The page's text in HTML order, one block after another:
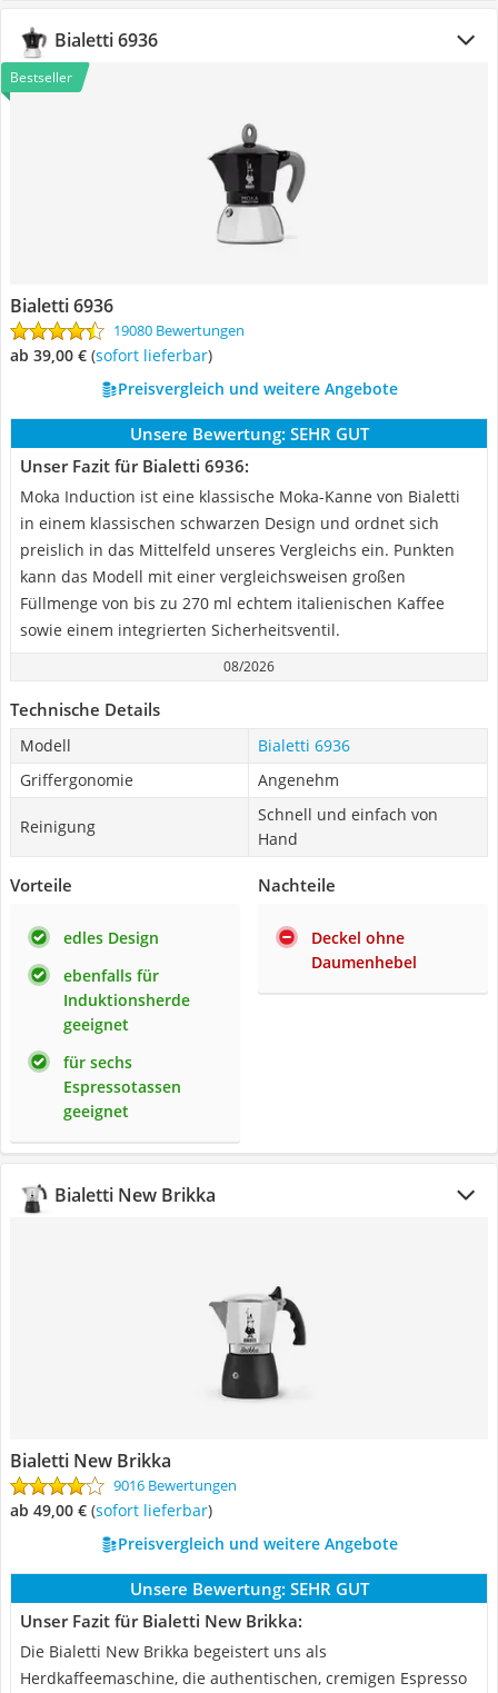
Bialetti 6936
Bestseller
Bialetti 6936
19080 Bewertungen
ab 39,00 € ( Sofort lieferbar)
Preisvergleich und weitere Angebote
Unsere Bewertung: SEHR GUT
Unser Fazit für Bialetti 6936:
Moka Induction ist eine klassische Moka-Kanne von Bialetti
in einem klassischen schwarzen Design und ordnet sich
preislich in das Mittelfeld unseres Vergleichs ein. Punkten
kann das Modell mit einer vergleichsweisen großen
Füllmenge von bis zu 270 ml echtem italienischen Kaffee
sowie einem integrierten Sicherheitsventil.
08/2026
Technische Details
Modell
Bialetti 6936
Griffergonomie
Angenehm
Reinigung
Schnell und einfach von
Hand
Vorteile
edles Design
ebenfalls für
Induktionsherde
geeignet
für sechs
Espressotassen
geeignet
Nachteile
Deckel ohne
Daumenhebel
Bialetti New Brikka
Bialetti New Brikka
9016 Bewertungen
ab 49,00 € ( Sofort lieferbar)
Preisvergleich und weitere Angebote
Unsere Bewertung: SEHR GUT
Unser Fazit für Bialetti New Brikka:
Die Bialetti New Brikka begeistert uns als
Herdkaffeemaschine, die authentischen, cremigen Espresso